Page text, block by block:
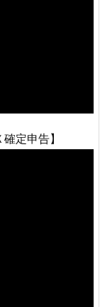
定申告】